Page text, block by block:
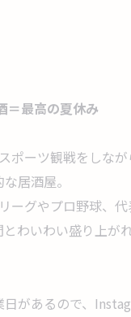
最高の夏休み
ポーツ観戦をしな
居酒屋。
ーグやプロ野球、
わいわい盛り上が
日があるので、